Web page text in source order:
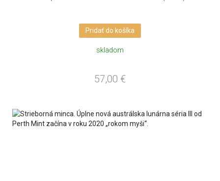
Pridať do košíka
skladom
57,00 €